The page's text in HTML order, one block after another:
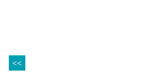
<<